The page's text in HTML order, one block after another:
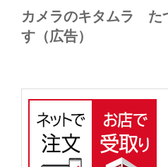
カメラのキタムラ た
す（広告）